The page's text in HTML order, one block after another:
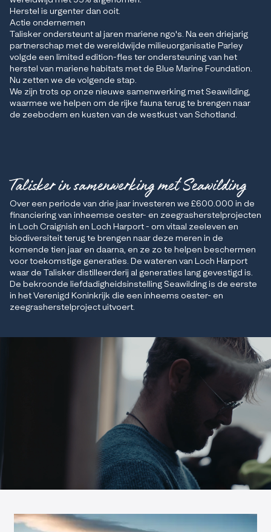
Herstel is urgenter dan ooit.
Actie ondernemen
Talisker ondersteunt al jaren mariene ngo's. Na een driejarig
partnerschap met de wereldwijde milieuorganisatie Parley
volgde een limited edition-fles ter ondersteuning van het
herstel van mariene habitats met de Blue Marine Foundation.
Nu zetten we de volgende stap.
We zijn trots op onze nieuwe samenwerking met Seawilding,
waarmee we helpen om de rijke fauna terug te brengen naar
de zeebodem en kusten van de westkust van Schotland.
Talisker in samenwerking met Seawilding
Over een periode van drie jaar investeren we £600.000 in de
financiering van inheemse oester- en zeegrasherstelprojecten
in Loch Craignish en Loch Harport - om vitaal zeeleven en
biodiversiteit terug te brengen naar deze meren in de
komende tien jaar en daarna, en ze zo te helpen beschermen
voor toekomstige generaties. De wateren van Loch Harport
waar de Talisker distilleerderij al generaties lang gevestigd is.
De bekroonde liefdadigheidsinstelling Seawilding is de eerste
in het Verenigd Koninkrijk die een inheems oester- en
zeegrasherstelproject uitvoert.